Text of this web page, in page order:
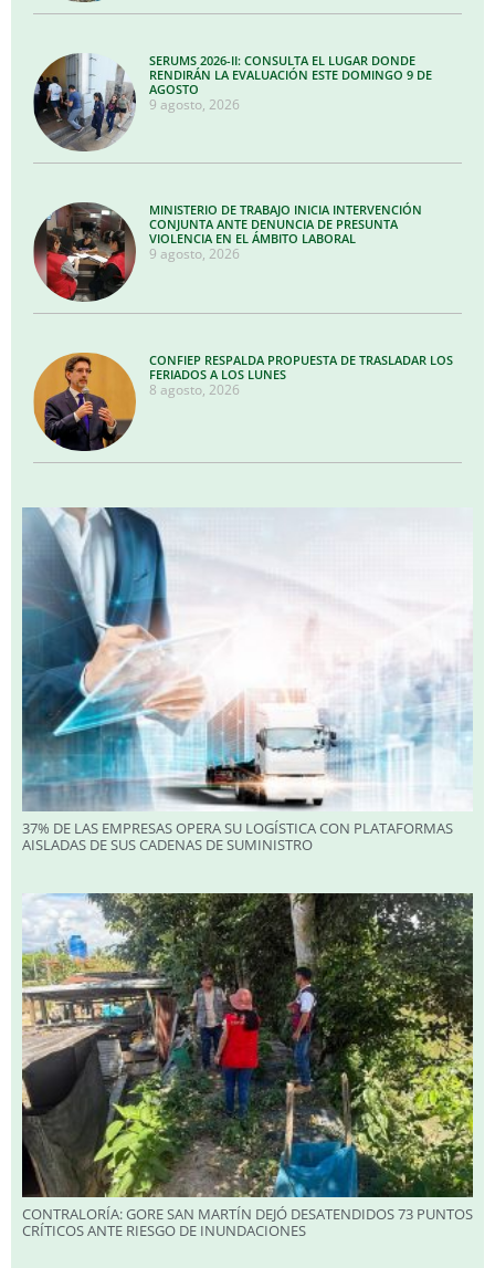
SERUMS 2026-II: CONSULTA EL LUGAR DONDE
RENDIRÁN LA EVALUACIÓN ESTE DOMINGO 9 DE
AGOSTO
9 agosto, 2026
MINISTERIO DE TRABAJO INICIA INTERVENCIÓN
CONJUNTA ANTE DENUNCIA DE PRESUNTA
VIOLENCIA EN EL ÁMBITO LABORAL
9 agosto, 2026
CONFIEP RESPALDA PROPUESTA DE TRASLADAR LOS
FERIADOS A LOS LUNES
8 agosto, 2026
37% DE LAS EMPRESAS OPERA SU LOGÍSTICA CON PLATAFORMAS
AISLADAS DE SUS CADENAS DE SUMINISTRO
CONTRALORÍA: GORE SAN MARTÍN DEJÓ DESATENDIDOS 73 PUNTOS
CRÍTICOS ANTE RIESGO DE INUNDACIONES